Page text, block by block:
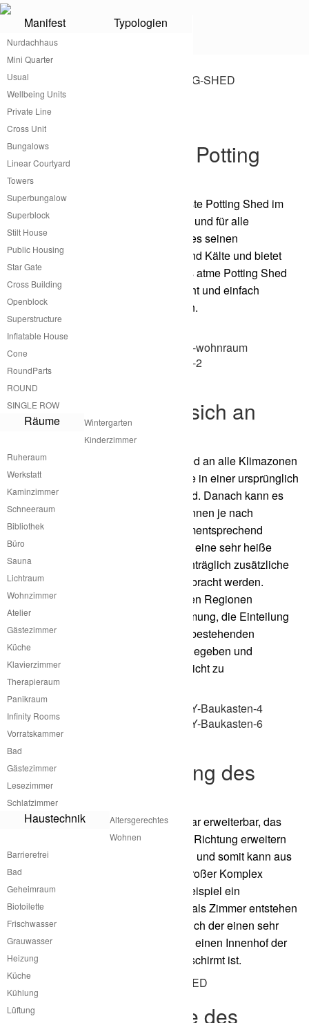
Manifest Typologien
Nurdachhaus
Mini Quarter
Usual
Wellbeing Units
Private Line
Cross Unit
Bungalows
Linear Courtyard
Towers
Superbungalow
Superblock
Stilt House
Public Housing
Star Gate
Cross Building
Openblock
Superstructure
Inflatable House
Cone
RoundParts
ROUND
SINGLE ROW
Räume
Wintergarten
Kinderzimmer
Ruheraum
Werkstatt
Kaminzimmer
Schneeraum
Bibliothek
Büro
Sauna
Lichtraum
Wohnzimmer
Atelier
Gästezimmer
Küche
Klavierzimmer
Therapieraum
Panikraum
Infinity Rooms
Vorratskammer
Bad
Gästezimmer
Lesezimmer
Schlafzimmer
Haustechnik
Altersgerechtes
Wohnen
Barrierefrei
Bad
Geheimraum
Biotoilette
Frischwasser
Grauwasser
Heizung
Küche
Kühlung
Lüftung
Shed
Kleines praktisches Potting
Shed
atme hat das wahrscheinlich günstigste Potting Shed im
Sortiment. Klein, modular erweiterbar und für alle
Klimazonen der Welt anpassbar gibt es seinen
Bewohnerinnen Schutz vor Wärme und Kälte und bietet
allen notwendigen Wohnkomfort. Das atme Potting Shed
hat genau die richtige Größe, um leicht und einfach
transportiert und aufgebaut zu werden.
Potting Shed passt sich an
Klimazonen an
Die Anpassung des atme Potting Shed an alle Klimazonen
ist dadurch geben, dass das Gebäude in einer ursprünglich
nur konstruktiven Hülle produziert wird. Danach kann es
von den Nutzerinnen und Bewohnerinnen je nach
Anforderungen an die Klimazone dementsprechend
gedämmt werden. Ist es zum Beispiel eine sehr heiße
Region in Griechenland so kann nachträglich zusätzliche
Dämmung auf die Innenwände aufgebracht werden.
Das gleiche Prinzip kann in sehr kalten Regionen
angewandt werden. Die Art der Dämmung, die Einteilung
und gestalterische Integration in den bestehenden
Innenraum sind von atme bereits vorgegeben und
zusammen mit einer Handwerkerin leicht zu
bewerkstelligen.
Modulare Erweiterung des
Potting Shed
Das Potting Shed von atme ist modular erweiterbar, das
bedeutet man kann in die horizontale Richtung erweitern
genauso wie in die vertikale Richtung und somit kann aus
einem kleinen Modul auch ein sehr großer Komplex
entstehen. Es kann aber auch zum Beispiel ein
Familienhaus mit mehreren Modulen als Zimmer entstehen
oder auch ein lang gezogener Schlauch der einen sehr
großen Kreis bildet beziehungsweise einen Innenhof der
durch die Module nach Aussen abgeschirmt ist.
Mobilität der Module des